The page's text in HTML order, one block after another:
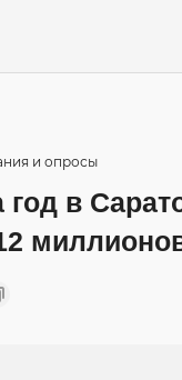
и опросы
в